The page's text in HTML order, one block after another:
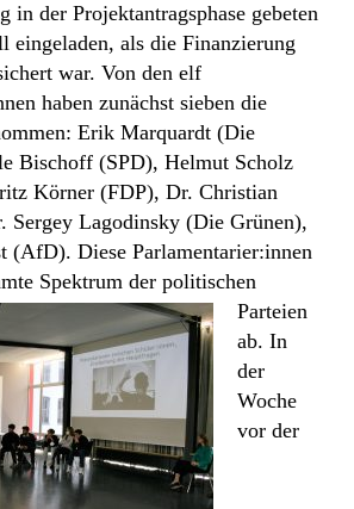
in der Projektantragsphase gebeten
eingeladen, als die Finanzierung
war. Von den elf
haben zunächst sieben die
Erik Marquardt (Die
Bischoff (SPD), Helmut Scholz
Körner (FDP), Dr. Christian
Sergey Lagodinsky (Die Grünen),
(AfD). Diese Parlamentarier:innen
Spektrum der politischen
Parteien
ab. In
der
Woche
vor der